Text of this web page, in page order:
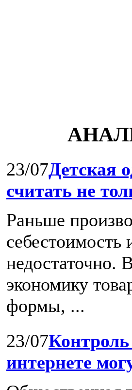
23/07Детская
считать не
Раньше
себестоимость
недостаточно.
экономику
формы, ...
23/07
интернете